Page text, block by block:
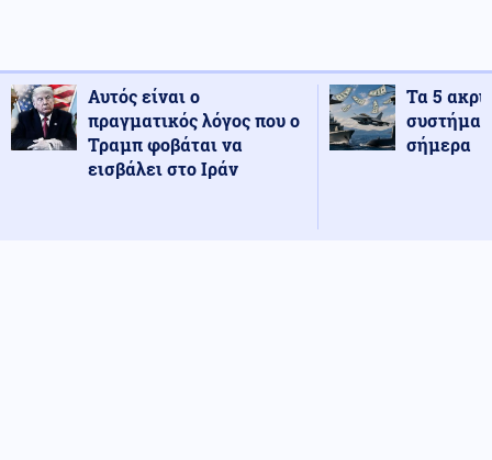
Αυτός είναι ο
πραγματικός λόγος που ο
Τραμπ φοβάται να
εισβάλει στο Ιράν
Τα 5
σήμερα